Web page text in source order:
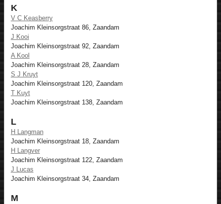
K
V C Keasberry
Joachim Kleinsorgstraat 86, Zaandam
J Kooi
Joachim Kleinsorgstraat 92, Zaandam
A Kool
Joachim Kleinsorgstraat 28, Zaandam
S J Kruyt
Joachim Kleinsorgstraat 120, Zaandam
T Kuyt
Joachim Kleinsorgstraat 138, Zaandam
L
H Langman
Joachim Kleinsorgstraat 18, Zaandam
H Langver
Joachim Kleinsorgstraat 122, Zaandam
J Lucas
Joachim Kleinsorgstraat 34, Zaandam
M